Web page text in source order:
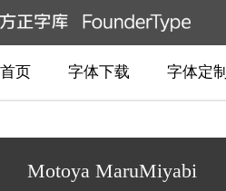
首页 字体下载 字体定制
Motoya MaruMiyabi